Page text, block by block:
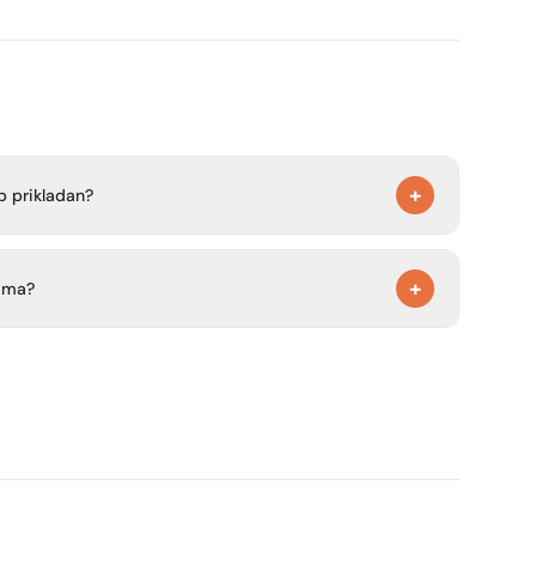
prikladan? +
+